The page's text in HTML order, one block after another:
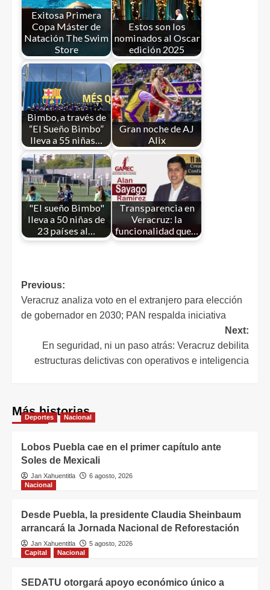
Exitosa Primera
Copa Máster de
Natación The Swim
Store
Estos son los
nominados al Oscar
edición 2025
Bimbo, a través de
“El Sueño Bimbo”
lleva a 55 niñas…
Gran noche de AJ
Alix
"El sueño Bimbo"
lleva a 50 niñas de
23 países al…
Transparencia en
Veracruz: la
funcionalidad que…
Previous:
Veracruz analiza voto en el extranjero para elección
de gobernador en 2030; PAN respalda iniciativa
Next:
En seguridad, ni un paso atrás: Veracruz debilita
estructuras delictivas con operativos e inteligencia
Más historias
Deportes Nacional
Lobos Puebla cae en el primer capítulo ante
Soles de Mexicali
Jan Xahuentitla
6 agosto, 2026
Nacional
Desde Puebla, la presidente Claudia Sheinbaum
arrancará la Jornada Nacional de Reforestación
Jan Xahuentitla
5 agosto, 2026
Capital
Nacional
SEDATU otorgará apoyo económico único a